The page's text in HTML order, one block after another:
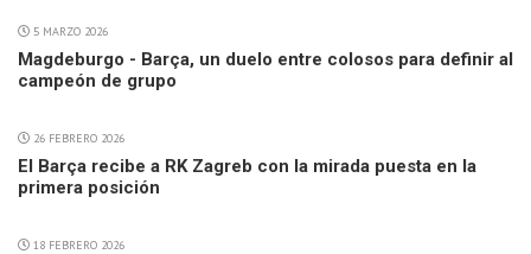
5 MARZO 2026
Magdeburgo - Barça, un duelo entre colosos para definir al
campeón de grupo
26 FEBRERO 2026
El Barça recibe a RK Zagreb con la mirada puesta en la
primera posición
18 FEBRERO 2026